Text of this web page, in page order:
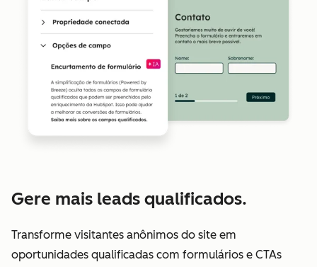
Gere mais leads qualificados.
Transforme visitantes anônimos do site em
oportunidades qualificadas com formulários e CTAs